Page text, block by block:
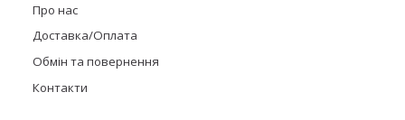
Про нас
Доставка/Оплата
Обмін та повернення
Контакти